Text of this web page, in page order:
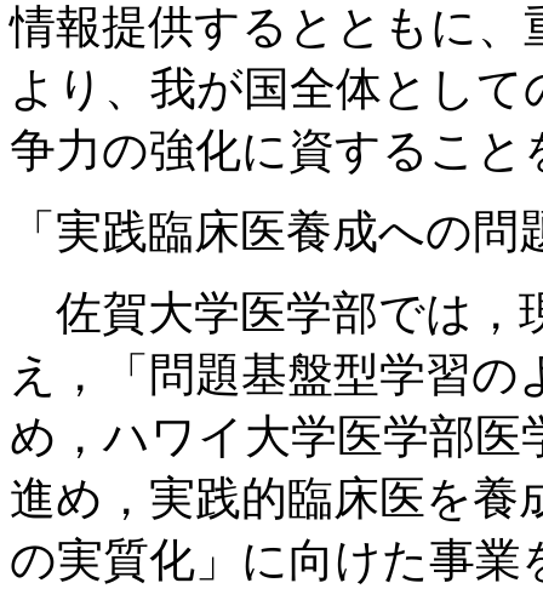
情報提供するとともに
より、我が国全体とし
争力の強化に資するこ
「実践臨床医養成への
佐賀大学医学部では，
え，「問題基盤型学習
め，ハワイ大学医学部
進め，実践的臨床医を
の実質化」に向けた事